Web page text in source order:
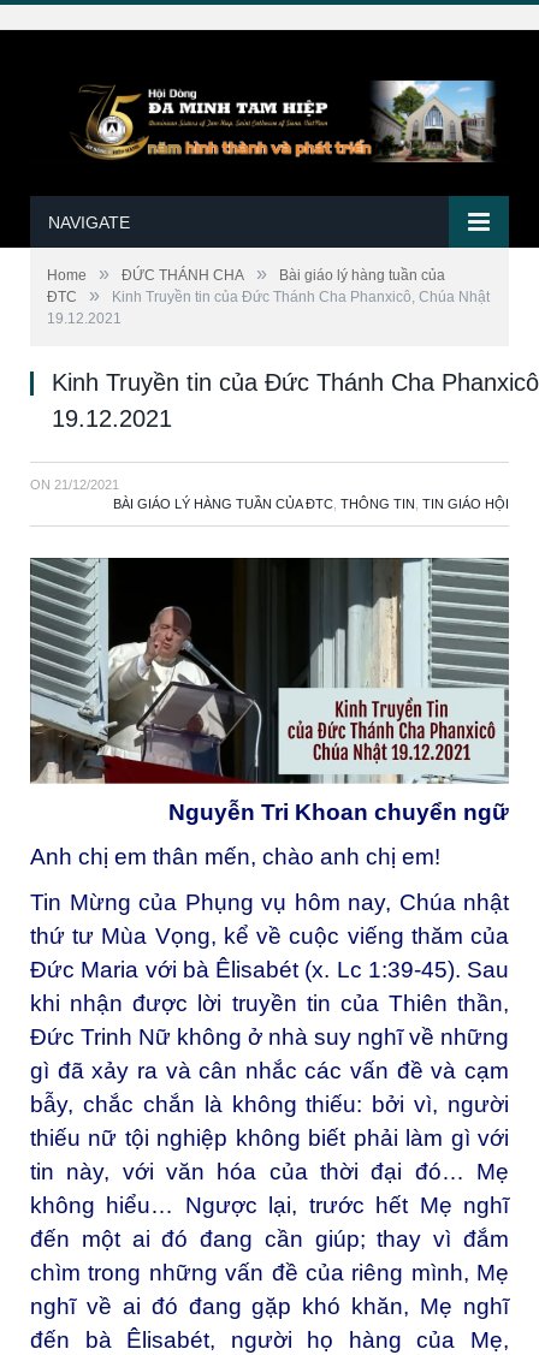
NAVIGATE
Home » ĐỨC THÁNH CHA »
Bài giáo lý hàng tuần của
ĐTC
»
Kinh Truyền tin của Đức Thánh Cha Phanxicô, Chúa Nhật
19.12.2021
Kinh Truyền tin của Đức Thánh Cha
19.12.2021
ON 21/12/2021
BÀI GIÁO LÝ HÀNG TUẦN CỦA ĐTC THÔNG TIN TIN GIÁO HỘI
Nguyễn Tri Khoan chuyển ngữ
Anh chị em thân mến, chào anh chị em!
Tin Mừng của Phụng vụ hôm nay, Chúa nhật
thứ tư Mùa Vọng, kể về cuộc viếng thăm của
Đức Maria với bà Êlisabét (x. Lc 1:39-45). Sau
khi nhận được lời truyền tin của Thiên thần,
Đức Trinh Nữ không ở nhà suy nghĩ về những
gì đã xảy ra và cân nhắc các vấn đề và cạm
bẫy, chắc chắn là không thiếu: bởi vì, người
thiếu nữ tội nghiệp không biết phải làm gì với
tin này, với văn hóa của thời đại đó… Mẹ
không hiểu… Ngược lại, trước hết Mẹ nghĩ
đến một ai đó đang cần giúp; thay vì đắm
chìm trong những vấn đề của riêng mình, Mẹ
nghĩ về ai đó đang gặp khó khăn, Mẹ nghĩ
đến bà Êlisabét, người họ hàng của Mẹ,